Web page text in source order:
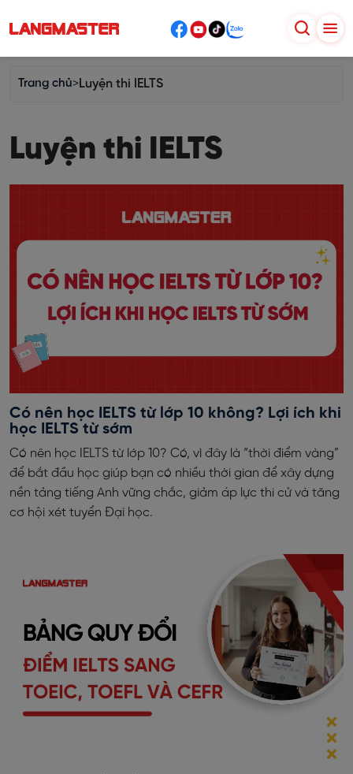
Trang chủ>Luyện thi IELTS
Luyện thi IELTS
Có nên học IELTS từ lớp 10 không? Lợi ích khi
học IELTS từ sớm
Có nên học IELTS từ lớp 10? Có, vì đây là “thời điểm vàng”
để bắt đầu học giúp bạn có nhiều thời gian để xây dựng
nền tảng tiếng Anh vững chắc, giảm áp lực thi cử và tăng
cơ hội xét tuyển Đại học.